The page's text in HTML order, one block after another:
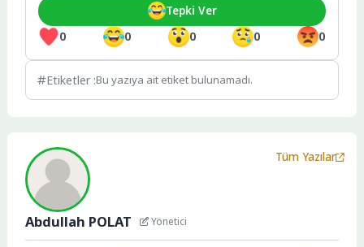
0 0 0 0 0
Tepki Ver
Etiketler :Bu yazıya ait etiket bulunamadı.
Abdullah POLAT Yönetici
Tüm Yazılar